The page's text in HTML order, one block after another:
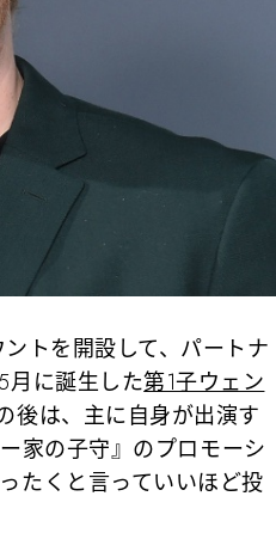
トを開設して、パートナ
月に誕生した第1子ウェン
後は、主に自身が出演す
家の子守』のプロモーシ
たくと言っていいほど投